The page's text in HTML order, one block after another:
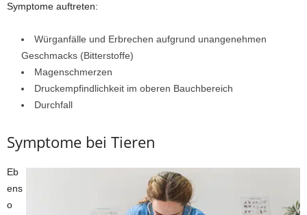
Symptome auftreten:
Würganfälle und Erbrechen aufgrund unangenehmen
Geschmacks (Bitterstoffe)
Magenschmerzen
Druckempfindlichkeit im oberen Bauchbereich
Durchfall
Symptome bei Tieren
Eb
ens
o